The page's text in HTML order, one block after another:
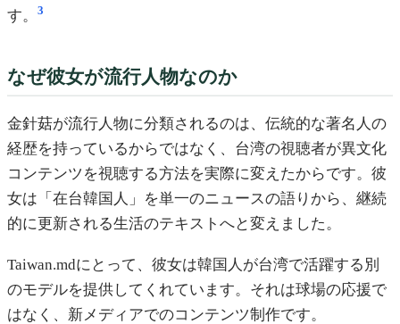
す。
3
なぜ彼女が流行人物なのか
金針菇が流行人物に分類されるのは、伝統的な著名人の
経歴を持っているからではなく、台湾の視聴者が異文化
コンテンツを視聴する方法を実際に変えたからです。彼
女は「在台韓国人」を単一のニュースの語りから、継続
的に更新される生活のテキストへと変えました。
Taiwan.mdにとって、彼女は韓国人が台湾で活躍する別
のモデルを提供してくれています。それは球場の応援で
はなく、新メディアでのコンテンツ制作です。